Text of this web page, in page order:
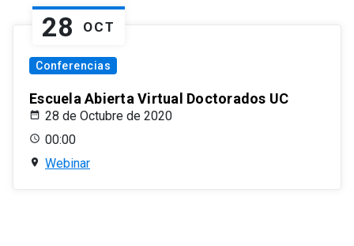
28 OCT
Conferencias
Escuela Abierta Virtual Doctorados UC
28 de Octubre de 2020
00:00
Webinar